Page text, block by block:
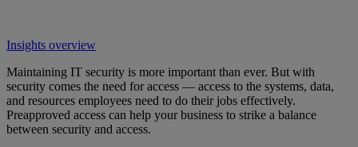
Insights overview
Maintaining IT security is more important than ever. But with
security comes the need for access — access to the systems, data,
and resources employees need to do their jobs effectively.
Preapproved access can help your business to strike a balance
between security and access.